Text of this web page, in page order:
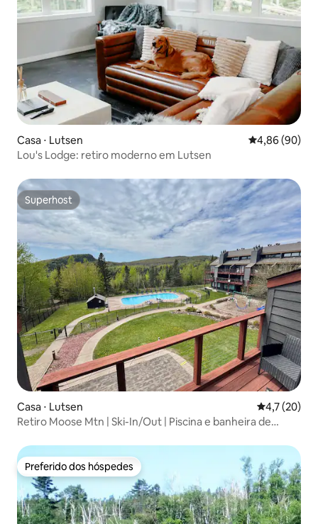
Casa ⋅ Lutsen 4,86 de uma
4,86 (90)
Lou's Lodge: retiro moderno em Lutsen
Superhost
Superhost
Casa ⋅ Lutsen 4,7 de uma
4,7 (20)
Retiro Moose Mtn | Ski-In/Out | Piscina e banheira de
Preferido dos hóspedes
Preferido dos hóspedes